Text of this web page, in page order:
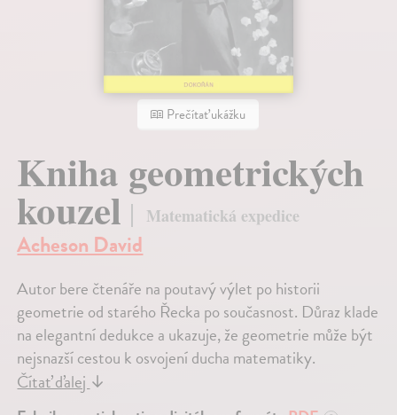
Prečítať ukážku
Kniha geometrických
kouzel Matematická expedice
Acheson David
Autor bere čtenáře na poutavý výlet po historii
geometrie od starého Řecka po současnost. Důraz klade
na elegantní dedukce a ukazuje, že geometrie může být
nejsnazší cestou k osvojení ducha matematiky.
Čítať ďalej↓